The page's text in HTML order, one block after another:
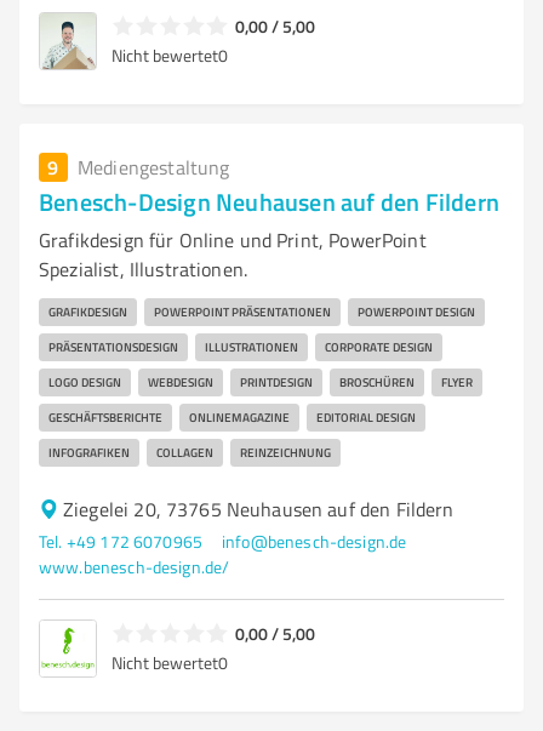
0,00 / 5,00
Nicht bewertet0
9 Mediengestaltung
Benesch-Design Neuhausen auf den Fildern
Grafikdesign für Online und Print, PowerPoint
Spezialist, Illustrationen.
GRAFIKDESIGN POWERPOINT PRÄSENTATIONEN POWERPOINT DESIGN
PRÄSENTATIONSDESIGN ILLUSTRATIONEN CORPORATE DESIGN
LOGO DESIGN WEBDESIGN PRINTDESIGN BROSCHÜREN FLYER
GESCHÄFTSBERICHTE ONLINEMAGAZINE EDITORIAL DESIGN
INFOGRAFIKEN COLLAGEN REINZEICHNUNG
Ziegelei 20, 73765 Neuhausen auf den Fildern
Tel. +49 172 6070965
info@benesch-design.de
www.benesch-design.de/
0,00 / 5,00
Nicht bewertet0